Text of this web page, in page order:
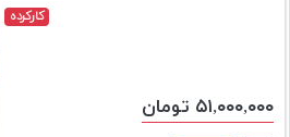
کارکرده
۵۱,۰۰۰,۰۰۰ تومان